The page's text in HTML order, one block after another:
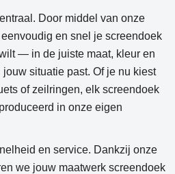
Door middel van onze
en snel je screendoek
— in de juiste maat, kleur en
situatie past. Of je nu kiest
of zeilringen, elk screendoek
in onze eigen
en service. Dankzij onze
we jouw maatwerk screendoek